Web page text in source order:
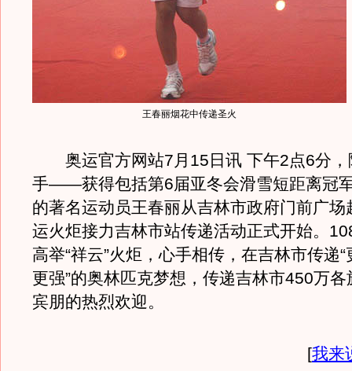
王春丽烟花中传递圣火
奥运官方网站7月15日讯 下午2点6分，
手——获得包括第6届亚冬会滑雪短距离冠
的著名运动员王春丽从吉林市政府门前广场
运火炬接力吉林市站传递活动正式开始。
高举“祥云”火炬，心手相传，在吉林市传递
更强”的奥林匹克梦想，传递吉林市450万
宾朋的热烈欢迎。
[我来